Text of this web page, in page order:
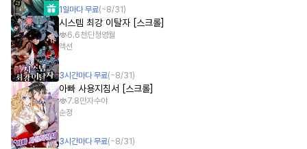
1 일마다 무료(~8/31 )
시스템 최강 이탈자 [스크롤]
6.6천 단청영월
액션
3시간마다 무료(~8/31 )
아빠 사용지침서 [스크롤]
7.8만자수야
순정
3시간마다 무료(~8/31 )